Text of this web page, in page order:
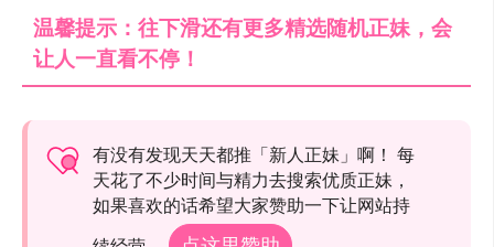
温馨提示：往下滑还有更多精选随机正妹，会
让人一直看不停！
有没有发现天天都推「新人正妹」啊！ 每
天花了不少时间与精力去搜索优质正妹，
如果喜欢的话希望大家赞助一下让网站持